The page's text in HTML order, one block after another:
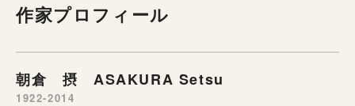
作家プロフィール
朝倉 摂 ASAKURA Setsu
1922-2014